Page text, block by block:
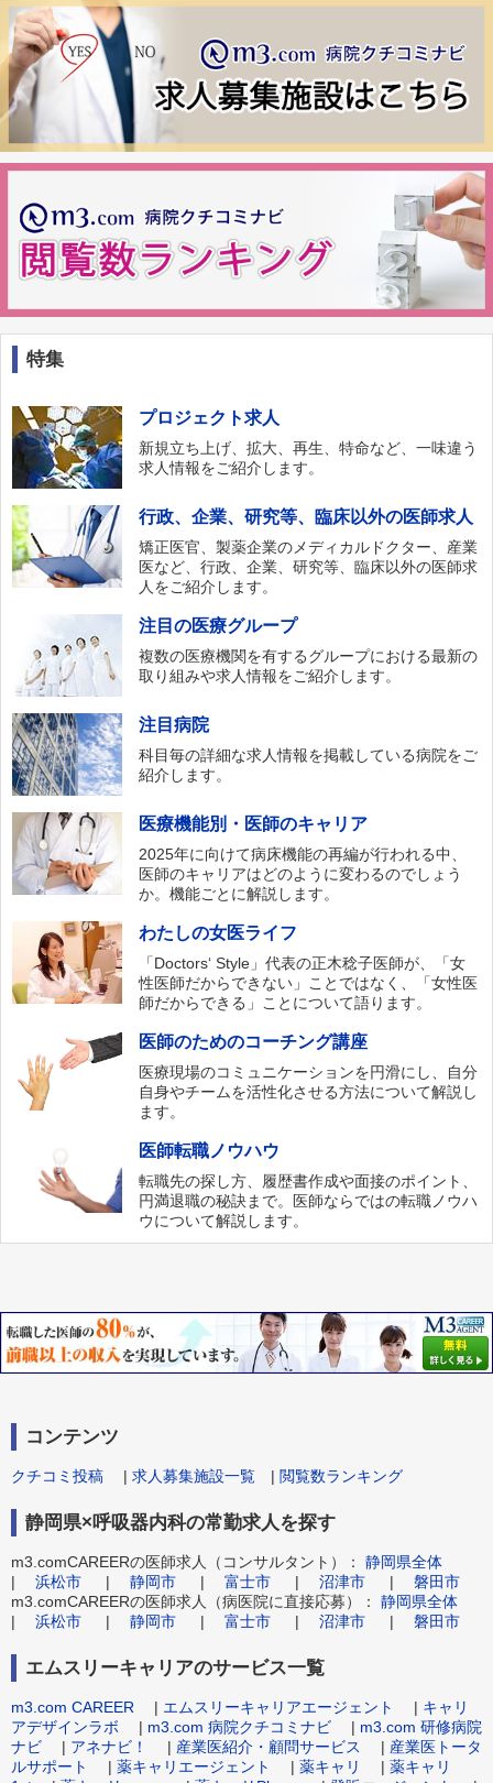
特集
プロジェクト求人
新規立ち上げ、拡大、再生、特命など、一味違う
求人情報をご紹介します。
行政、企業、研究等、臨床以外の医師求人
矯正医官、製薬企業のメディカルドクター、産業
医など、行政、企業、研究等、臨床以外の医師求
人をご紹介します。
注目の医療グループ
複数の医療機関を有するグループにおける最新の
取り組みや求人情報をご紹介します。
注目病院
科目毎の詳細な求人情報を掲載している病院をご
紹介します。
医療機能別・医師のキャリア
2025年に向けて病床機能の再編が行われる中、
医師のキャリアはどのように変わるのでしょう
か。機能ごとに解説します。
わたしの女医ライフ
「Doctors‘ Style」代表の正木稔子医師が、「女
性医師だからできない」ことではなく、「女性医
師だからできる」ことについて語ります。
医師のためのコーチング講座
医療現場のコミュニケーションを円滑にし、自分
自身やチームを活性化させる方法について解説し
ます。
医師転職ノウハウ
転職先の探し方、履歴書作成や面接のポイント、
円満退職の秘訣まで。医師ならではの転職ノウハ
ウについて解説します。
コンテンツ
クチコミ投稿 | 求人募集施設一覧 | 閲覧数ランキング
静岡県×呼吸器内科の常勤求人を探す
m3.comCAREERの医師求人（コンサルタント）： 静岡県全体
| 浜松市 | 静岡市 | 富士市 | 沼津市 | 磐田市
m3.comCAREERの医師求人（病医院に直接応募）： 静岡県全体
| 浜松市 | 静岡市 | 富士市 | 沼津市 | 磐田市
エムスリーキャリアのサービス一覧
m3.com CAREER | エムスリーキャリアエージェント | キャリ
アデザインラボ | m3.com 病院クチコミナビ | m3.com 研修病院
ナビ | アネナビ！ | 産業医紹介・顧問サービス | 産業医トータ
ルサポート
| 薬キャリエージェント | 薬キャリ | 薬キャリ